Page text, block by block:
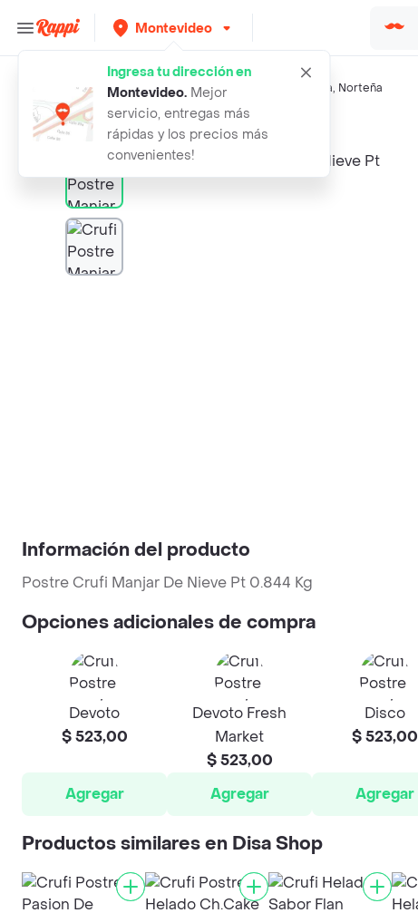
Montevideo
Ingresa tu dirección en
Montevideo. Mejor
servicio, entregas más
rápidas y los precios más
convenientes!
Búsquedas relacionadas:Postres,Crufi Milka, Norteña
Rappi crufi postre manjar de nieve pt
Información del producto
Postre Crufi Manjar De Nieve Pt 0.844 Kg
Opciones adicionales de compra
Devoto
$ 523,00
Agregar
Devoto Fresh
Market
$ 523,00
Agregar
Disco
$ 523,00
Agregar
Productos similares en Disa Shop